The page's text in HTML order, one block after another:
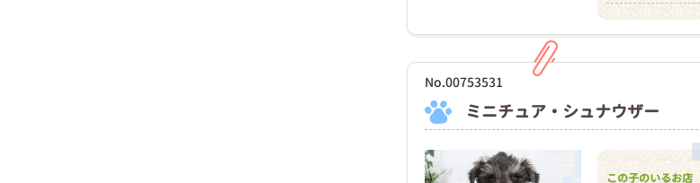
No.00753531
ミニチュア・シュナウザー
この子のいるお店